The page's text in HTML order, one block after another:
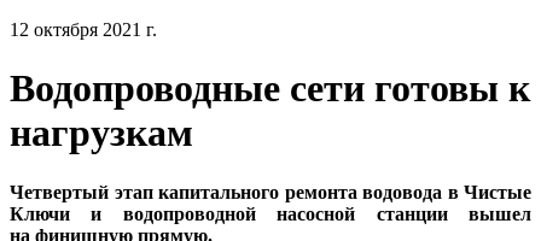
12 октября 2021 г.
Водопроводные сети готовы к
нагрузкам
Четвертый этап капитального ремонта водовода в Чистые
Ключи и водопроводной насосной станции вышел
на финишную прямую.